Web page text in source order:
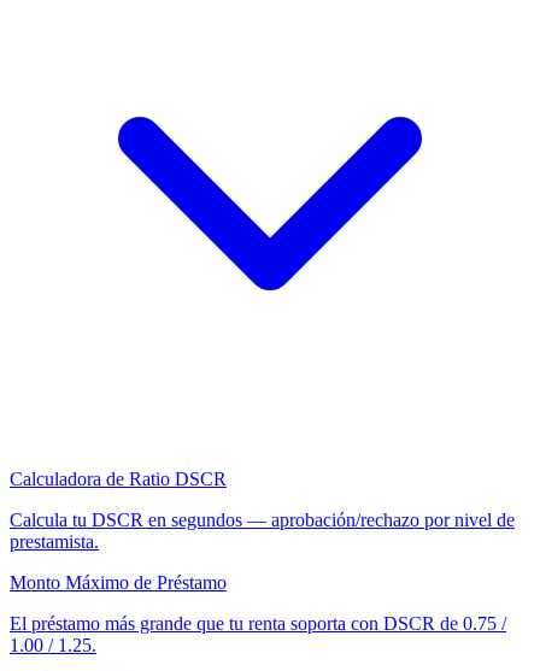
Calculadora de Ratio DSCR
Calcula tu DSCR en segundos — aprobación/rechazo por nivel de
prestamista.
Monto Máximo de Préstamo
El préstamo más grande que tu renta soporta con DSCR de 0.75 /
1.00 / 1.25.